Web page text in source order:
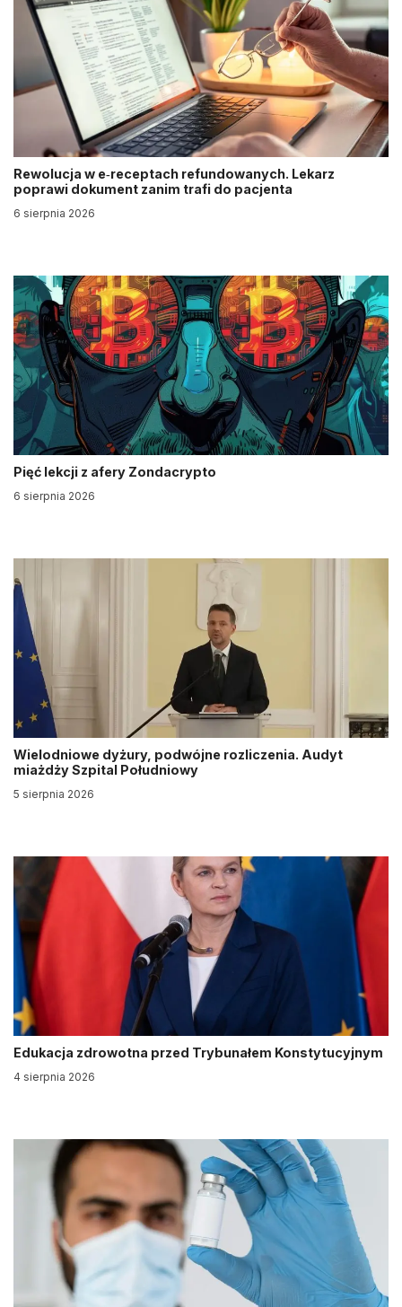
Rewolucja w e‑receptach refundowanych. Lekarz
poprawi dokument zanim trafi do pacjenta
6 sierpnia 2026
Pięć lekcji z afery Zondacrypto
6 sierpnia 2026
Wielodniowe dyżury, podwójne rozliczenia. Audyt
miażdży Szpital Południowy
5 sierpnia 2026
Edukacja zdrowotna przed Trybunałem Konstytucyjnym
4 sierpnia 2026